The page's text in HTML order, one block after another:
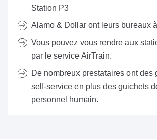
Station P3
Alamo & Dollar ont leurs bureaux
Vous pouvez vous rendre aux
par le service AirTrain.
De nombreux prestataires ont des
self-service en plus des guichets
personnel humain.